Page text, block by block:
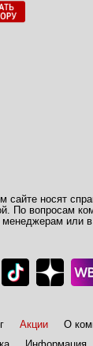
сайте носят
По вопросам
или в
Акции О